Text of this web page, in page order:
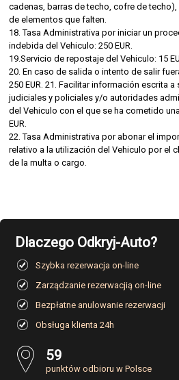
cadenas, barras de techo, cofre de
de elementos que falten.
18. Tasa Administrativa por iniciar un
indebida del Vehiculo: 250 EUR.
19.Servicio de repostaje del Vehiculo: 15
20. En caso de salida o intento de salir
250 EUR. 21. Facilitar información escrita
judiciales y policiales y/o autoridades
del Vehiculo con el que se ha cometido
EUR.
22. Tasa Administrativa por abonar el
relativo a la utilización del Vehiculo por el
de la multa o cargo.
Dlaczego Odkryj-Auto?
Szybka rezerwacja on-line
Zarządzanie rezerwacjią on-line
Bezpłatne anulowanie rezerwacji
Obsługa klienta 24h
59
punktów odbioru w Polsce